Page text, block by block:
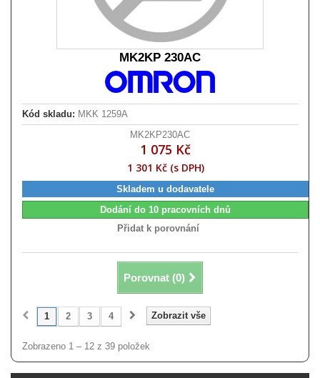
MK2KP 230AC
Kód skladu: MKK 1259A
MK2KP230AC
1 075 Kč
1 301 Kč (s DPH)
Skladem u dodavatele
Dodání do 10 pracovních dnů
Přidat k porovnání
Porovnat (0)
Zobrazit vše
1 2 3 4
Zobrazeno 1 – 12 z 39 položek